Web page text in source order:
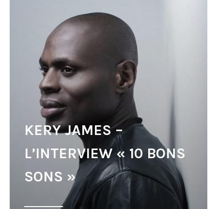
KERY JAMES –
L’INTERVIEW « 10 BONS
SONS »